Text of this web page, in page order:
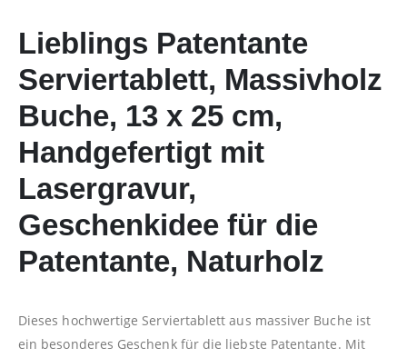
Lieblings Patentante
Serviertablett, Massivholz
Buche, 13 x 25 cm,
Handgefertigt mit
Lasergravur,
Geschenkidee für die
Patentante, Naturholz
Dieses hochwertige Serviertablett aus massiver Buche ist
ein besonderes Geschenk für die liebste Patentante. Mit